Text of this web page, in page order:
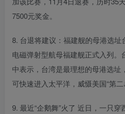
7500元奖金。
8. 台退将建议：福建舰的母港选址
电磁弹射型航母福建舰正式入列。
中表示，台湾是最理想的母港选址
可快速进入太平洋，威慑美国“第二
9. 最近“企鹅舞”火了 近日，一只穿